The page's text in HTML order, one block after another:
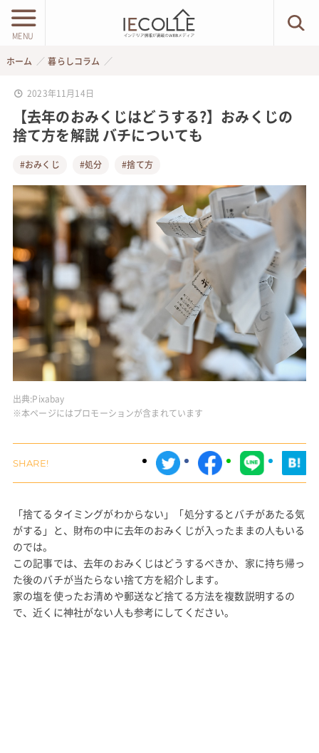
MENU
ホーム 暮らしコラム
2023年11月14日
【去年のおみくじはどうする?】おみくじの
捨て方を解説 バチについても
#おみくじ #処分 #捨て方
出典:Pixabay
※本ページにはプロモーションが含まれています
「捨てるタイミングがわからない」「処分するとバチがあたる気
がする」と、財布の中に去年のおみくじが入ったままの人もいる
のでは。
この記事では、去年のおみくじはどうするべきか、家に持ち帰っ
た後のバチが当たらない捨て方を紹介します。
家の塩を使ったお清めや郵送など捨てる方法を複数説明するの
で、近くに神社がない人も参考にしてください。